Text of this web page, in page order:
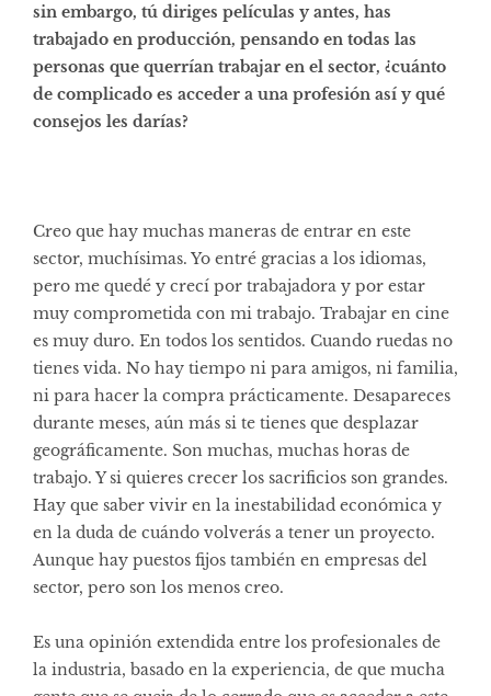
sin embargo, tú diriges películas y antes, has
trabajado en producción, pensando en todas las
personas que querrían trabajar en el sector, ¿cuánto
de complicado es acceder a una profesión así y qué
consejos les darías?
Creo que hay muchas maneras de entrar en este
sector, muchísimas. Yo entré gracias a los idiomas,
pero me quedé y crecí por trabajadora y por estar
muy comprometida con mi trabajo. Trabajar en cine
es muy duro. En todos los sentidos. Cuando ruedas no
tienes vida. No hay tiempo ni para amigos, ni familia,
ni para hacer la compra prácticamente. Desapareces
durante meses, aún más si te tienes que desplazar
geográficamente. Son muchas, muchas horas de
trabajo. Y si quieres crecer los sacrificios son grandes.
Hay que saber vivir en la inestabilidad económica y
en la duda de cuándo volverás a tener un proyecto.
Aunque hay puestos fijos también en empresas del
sector, pero son los menos creo.
Es una opinión extendida entre los profesionales de
la industria, basado en la experiencia, de que mucha